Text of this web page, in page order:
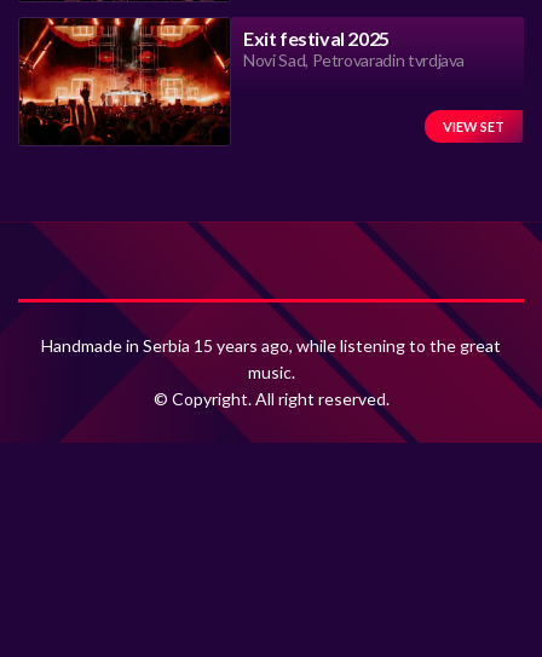
Exit festival 2025
Novi Sad, Petrovaradin tvrdjava
VIEW SET
Handmade in Serbia 15 years ago, while listening to the great
music.
© Copyright. All right reserved.